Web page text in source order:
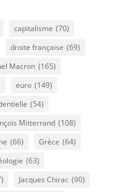
capitalisme (70)
droite française (69)
Macron (165)
euro (149)
(54)
Mitterrand (108)
(66) Grèce (64)
(63)
Jacques Chirac (90)